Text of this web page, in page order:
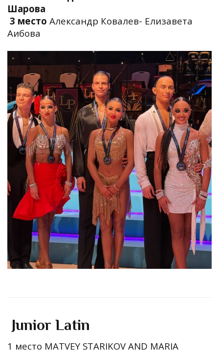
Шарова
3 место Александр Ковалев- Елизавета
Аибова
Junior Latin
1 место MATVEY STARIKOV AND MARIA